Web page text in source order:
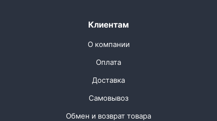
Клиентам
О компании
Оплата
Доставка
Самовывоз
Обмен и возврат товара